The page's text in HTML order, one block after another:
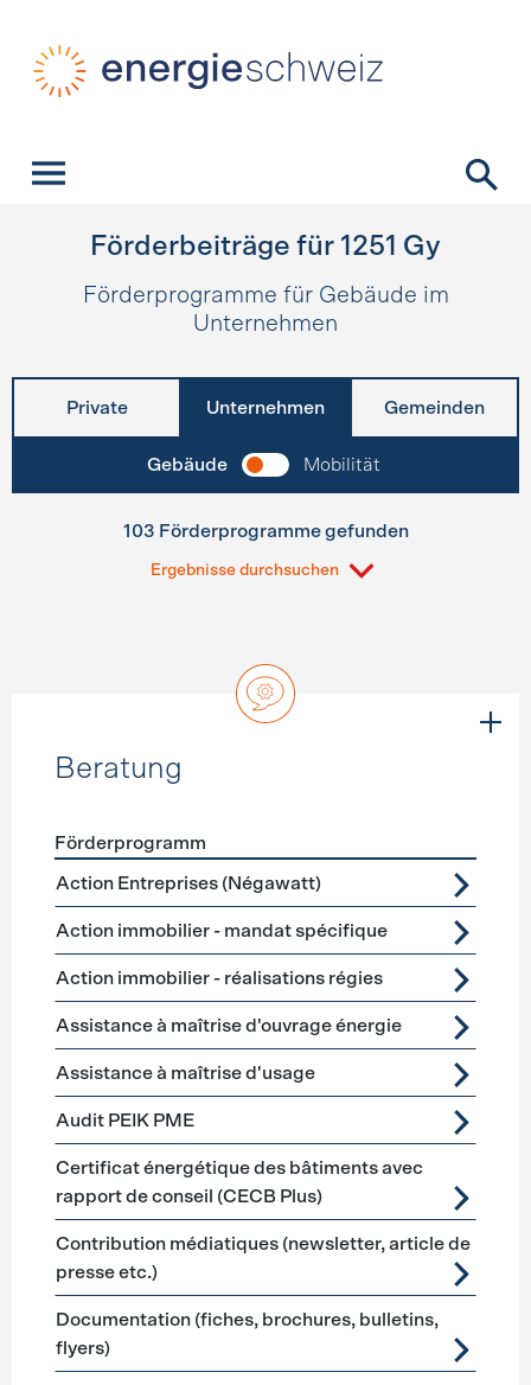
Förderbeiträge für 1251 Gy
Förderprogramme für Gebäude im
Unternehmen
Private Unternehmen Gemeinden
Gebäude Mobilität
103 Förderprogramme gefunden
Ergebnisse durchsuchen
Beratung
Förderprogramme Beratung
Förderprogramm
Action Entreprises (Négawatt)
Action immobilier - mandat spécifique
Action immobilier - réalisations régies
Assistance à maîtrise d'ouvrage énergie
Assistance à maîtrise d'usage
Audit PEIK PME
Certificat énergétique des bâtiments avec
rapport de conseil (CECB Plus)
Contribution médiatiques (newsletter, article de
presse etc.)
Documentation (fiches, brochures, bulletins,
flyers)